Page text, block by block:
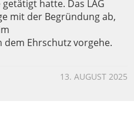
hatte. Das LAG
mit der Begründung ab,
Ehrschutz vorgehe.
13. AUGUST 2025